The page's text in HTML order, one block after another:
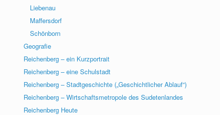
Liebenau
Maffersdorf
Schönborn
Geografie
Reichenberg – ein Kurzportrait
Reichenberg – eine Schulstadt
Reichenberg – Stadtgeschichte („Geschichtlicher Ablauf“)
Reichenberg – Wirtschaftsmetropole des Sudetenlandes
Reichenberg Heute